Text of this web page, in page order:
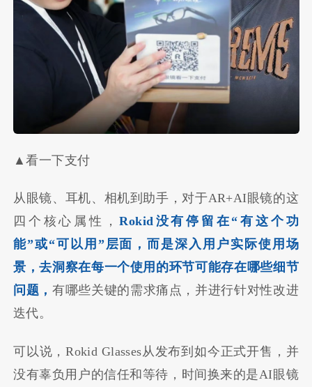
▲看一下支付
从眼镜、耳机、相机到助手，对于AR+AI眼镜的这
四个核心属性，Rokid没有停留在“有这个功
能”或“可以用”层面，而是深入用户实际使用场
景，去洞察在每一个使用的环节可能存在哪些细节
问题，有哪些关键的需求痛点，并进行针对性改进
迭代。
可以说，Rokid Glasses从发布到如今正式开售，并
没有辜负用户的信任和等待，时间换来的是AI眼镜